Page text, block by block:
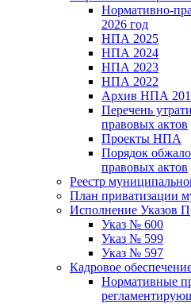
Нормативно-
2026 год
НПА 2025
НПА 2024
НПА 2023
НПА 2022
Архив НПА
Перечень
правовых актов
Проекты НПА
Порядок
правовых актов
Реестр
План приватизации
Исполнение Указов
Указ № 600
Указ № 599
Указ № 597
Кадровое
Нормативные